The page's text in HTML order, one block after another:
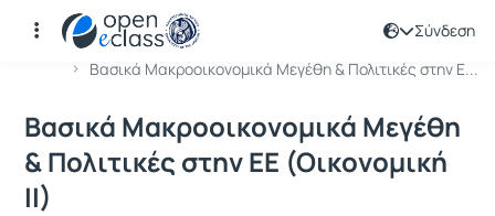
Σύνδεση
Αρχική Σελίδα
Βασικά Μακροοικονομικά Μεγέθη & Πολιτικές στην Ε...
Μάθημα : Βασικά Μακροοικονομικά
Κωδικός : GEO293
Βασικά Μακροοικονομικά Μεγέθη
& Πολιτικές στην ΕΕ (Οικονομική
ΙΙ)